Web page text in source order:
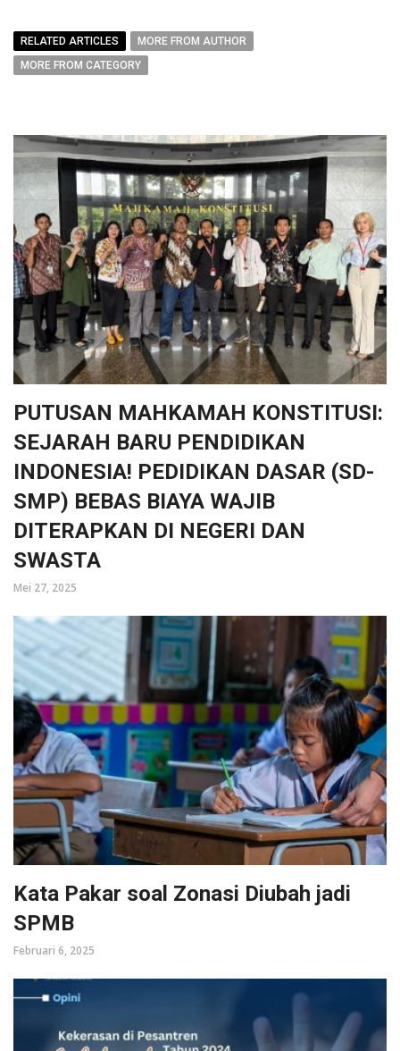
RELATED ARTICLES
MORE FROM AUTHOR
MORE FROM CATEGORY
PUTUSAN MAHKAMAH KONSTITUSI:
SEJARAH BARU PENDIDIKAN
INDONESIA! PEDIDIKAN DASAR (SD-
SMP) BEBAS BIAYA WAJIB
DITERAPKAN DI NEGERI DAN
SWASTA
Mei 27, 2025
Kata Pakar soal Zonasi Diubah jadi
SPMB
Februari 6, 2025